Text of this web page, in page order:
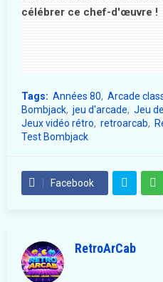
célébrer ce chef-d'œuvre !
Tags: Années 80 Arcade
Bombjack jeu d'arcade
Jeu
Jeux vidéo rétro
retroarcab
Test Bombjack
Facebook
RetroArCab